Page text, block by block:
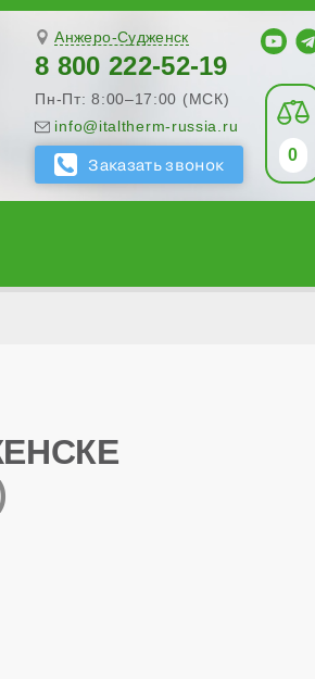
Анжеро-Судженск
8 800 222-52-19
Пн-Пт: 8:00–17:00 (МСК)
info@italtherm-russia.ru
0